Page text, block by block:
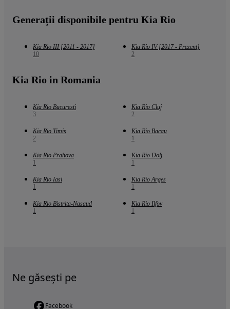
Generații disponibile pentru Kia Rio
Kia Rio III [2011 - 2017]
10
Kia Rio IV [2017 - Prezent]
2
Kia Rio in Romania
Kia Rio Bucuresti
3
Kia Rio Cluj
2
Kia Rio Timis
2
Kia Rio Bacau
1
Kia Rio Prahova
1
Kia Rio Dolj
1
Kia Rio Iasi
1
Kia Rio Arges
1
Kia Rio Bistrita-Nasaud
1
Kia Rio Ilfov
1
Ne găsești pe
Facebook